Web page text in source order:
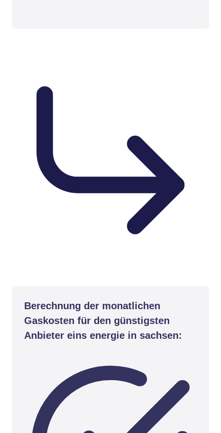
Berechnung der monatlichen
Gaskosten für den günstigsten
Anbieter eins energie in sachsen: